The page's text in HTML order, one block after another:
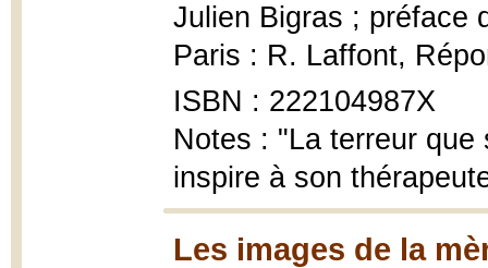
Julien Bigras ; préface
Paris : R. Laffont,
ISBN : 222104987X
Notes : "La terreur
inspire à son
Les images de la